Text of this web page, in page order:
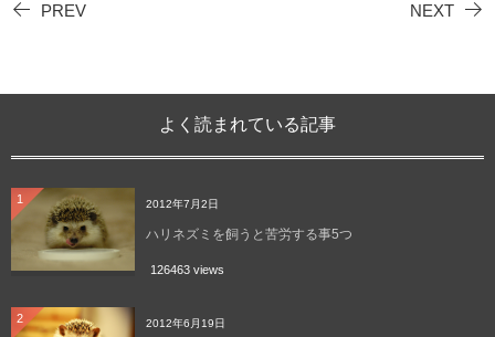
PREV NEXT
よく読まれている記事
1 2012年7月2日
ハリネズミを飼うと苦労する事5つ
126463 views
2 2012年6月19日